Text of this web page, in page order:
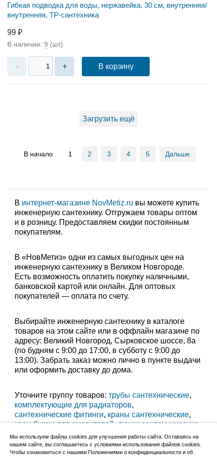
Гибкая подводка для воды, нержавейка, 30 см, внутренняя/
внутренняя, ТР-сантехника
99 ₽
В наличии: 9 (шт)
- + В корзину
Загрузить ещё
В начало 1 2 3 4 5 Дальше
В интернет-магазине NovMetiz.ru вы можете купить
инженерную сантехнику. Отгружаем товары оптом
и в розницу. Предоставляем скидки постоянным
покупателям.
В «НовМетиз» одни из самых выгодных цен на
инженерную сантехнику в Великом Новгороде.
Есть возможность оплатить покупку наличными,
банковской картой или онлайн. Для оптовых
покупателей — оплата по счету.
Выбирайте инженерную сантехнику в каталоге
товаров на этом сайте или в оффлайн магазине по
адресу: Великий Новгород, Сырковское шоссе, 8а
(по будням с 9:00 до 17:00, в субботу с 9:00 до
13:00). Забрать заказ можно лично в пункте выдачи
или оформить доставку до дома.
Уточните группу товаров: трубы сантехнические,
комплектующие для радиаторов,
сантехнические фитинги, краны сантехнические,
кран-буксы для смесителей
лючки сантехнические
подводка для воды и газа,сифоны для воды,
шланги для стиральных машин,
манжеты сантехнические,фильтры сантехнические
Мы используем файлы cookies для улучшения работы сайта. Оставаясь на
нашем сайте, вы соглашаетесь с условиями использования файлов cookies.
Чтобы ознакомиться с нашими Положениями о конфиденциальности и об